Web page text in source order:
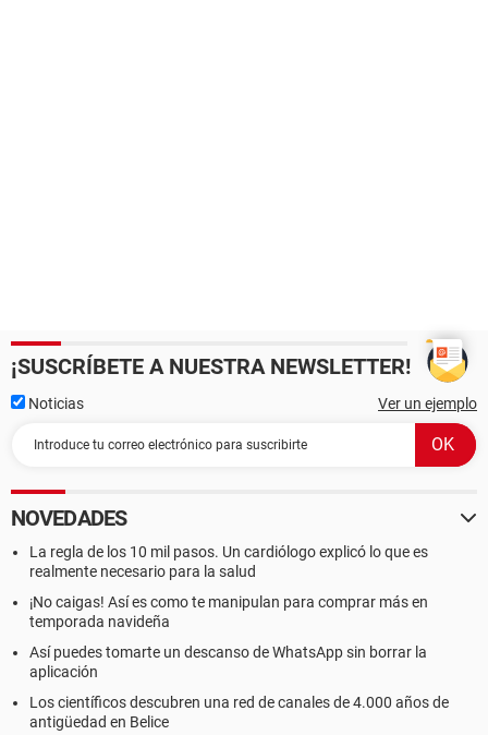
¡SUSCRÍBETE A NUESTRA NEWSLETTER!
Noticias Ver un ejemplo
NOVEDADES
La regla de los 10 mil pasos. Un cardiólogo explicó lo que es
realmente necesario para la salud
¡No caigas! Así es como te manipulan para comprar más en
temporada navideña
Así puedes tomarte un descanso de WhatsApp sin borrar la
aplicación
Los científicos descubren una red de canales de 4.000 años de
antigüedad en Belice